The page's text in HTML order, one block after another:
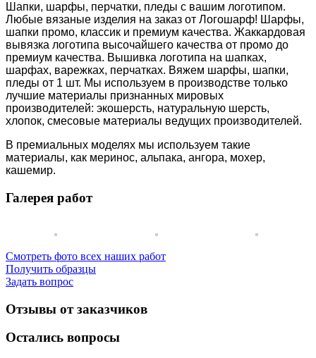
Шапки, шарфы, перчатки, пледы с вашим логотипом.
Любые вязаные изделия на заказ от Логошарф! Шарфы,
шапки промо, классик и премиум качества. Жаккардовая
вывязка логотипа высочайшего качества от промо до
премиум качества. Вышивка логотипа на шапках,
шарфах, варежках, перчатках. Вяжем шарфы, шапки,
пледы от 1 шт. Мы используем в производстве только
лучшие материалы признанных мировых
производителей: экошерсть, натуральную шерсть,
хлопок, смесовые материалы ведущих производителей.
В премиальных моделях мы используем такие
материалы, как меринос, альпака, ангора, мохер,
кашемир.
Галерея работ
Смотреть фото всех наших работ
Получить образцы
Задать вопрос
Отзывы от заказчиков
Остались вопросы